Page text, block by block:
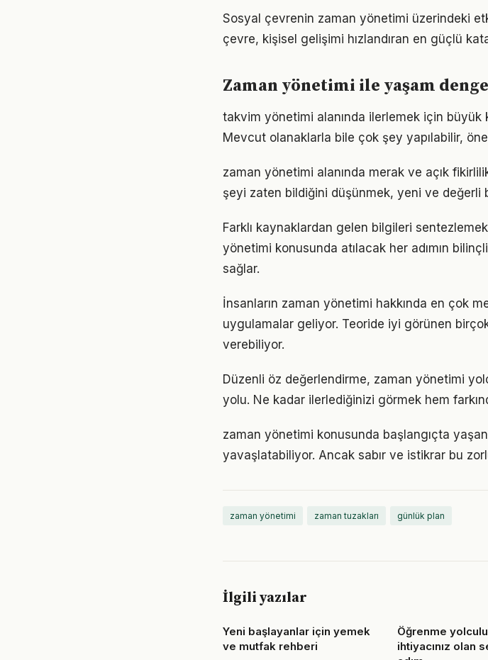
Sosyal çevrenin zaman yönetimi üzerindeki
çevre, kişisel gelişimi hızlandıran en güçlü
Zaman yönetimi ile yaşam
takvim yönetimi alanında ilerlemek için büyük
Mevcut olanaklarla bile çok şey yapılabilir,
zaman yönetimi alanında merak ve açık
şeyi zaten bildiğini düşünmek, yeni ve değerli
Farklı kaynaklardan gelen bilgileri
yönetimi konusunda atılacak her adımın bilinçli
sağlar.
İnsanların zaman yönetimi hakkında en çok
uygulamalar geliyor. Teoride iyi görünen
verebiliyor.
Düzenli öz değerlendirme, zaman yönetimi
yolu. Ne kadar ilerlediğinizi görmek hem
zaman yönetimi konusunda başlangıçta
yavaşlatabiliyor. Ancak sabır ve istikrar bu
zaman yönetimi zaman tuzakları günlük plan
İlgili yazılar
Yeni başlayanlar için yemek
ve mutfak rehberi
Öğrenme
ihtiyacınız olan